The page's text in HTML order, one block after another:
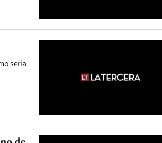
sería